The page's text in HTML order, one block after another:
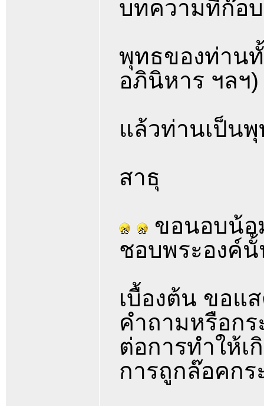
บทความที่ก๊อ
พุทธของท่าน
อภินิหาร ฯลฯ)
แล้วท่านเป็น
สาธุ
ขอนอบน้อ
ชอบพระองค์
เบื้องต้น ขอแ
คำถามหรือก
ต่อการทำให้เ
การถูกล๊อคกร